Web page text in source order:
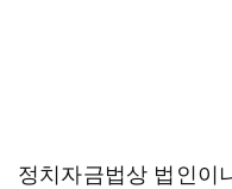
정치자금법상 법인이